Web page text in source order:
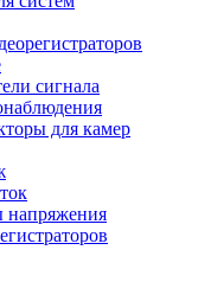
сигнала
для камер
напряжения